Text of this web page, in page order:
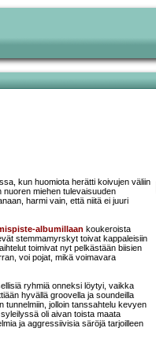
kun huomiota herätti koivujen väliin
miehen tulevaisuuden
harmi vain, että niitä ei juuri
albumillaan koukeroista
stemmamyrskyt toivat kappaleisiin
toimivat nyt pelkästään biisien
voi pojat, mikä voimavara
ryhmiä onneksi löytyi, vaikka
hyvällä groovella ja soundeilla
tunnelmiin, jolloin tanssahtelu kevyen
oli aivan toista maata
ja aggressiivisia säröjä tarjoilleen